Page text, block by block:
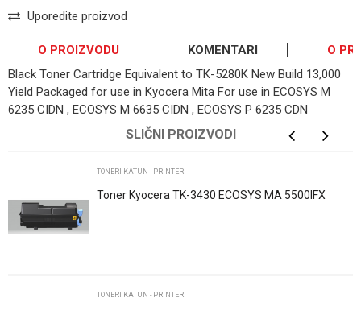
Uporedite proizvod
O PROIZVODU KOMENTARI
O
Black Toner Cartridge Equivalent to TK-5280K New Build 13,000
Yield Packaged for use in Kyocera Mita For use in ECOSYS M
6235 CIDN , ECOSYS M 6635 CIDN , ECOSYS P 6235 CDN
Email
SLIČNI PROIZVODI
TONERI KATUN - PRINTERI
Toner Kyocera TK-3430 ECOSYS MA 5500IFX
TONERI KATUN - PRINTERI